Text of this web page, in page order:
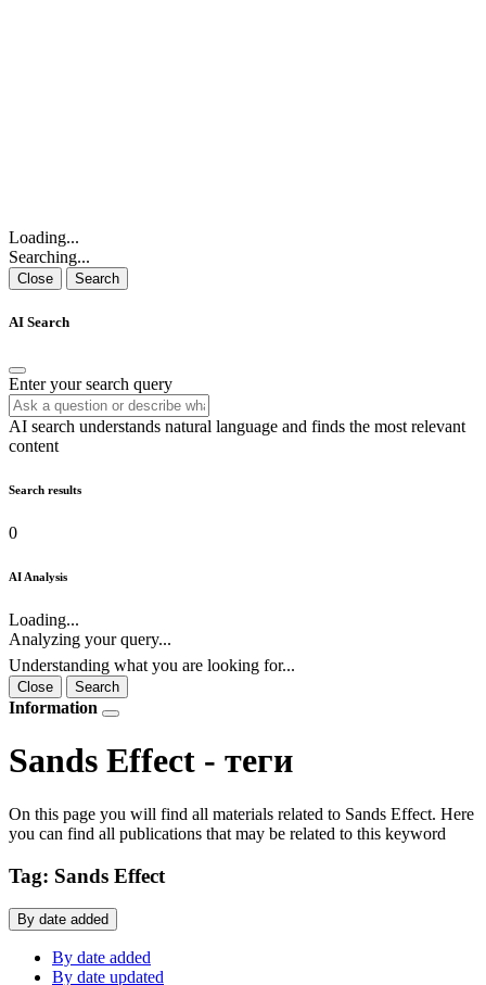
Loading...
Searching...
Close Search
AI Search
Enter your search query
AI search understands natural language and finds the most relevant
content
Search results
0
AI Analysis
Loading...
Analyzing your query...
Understanding what you are looking for...
Close Search
Information
Sands Effect - теги
On this page you will find all materials related to Sands Effect. Here
you can find all publications that may be related to this keyword
Tag: Sands Effect
By date added
By date added
By date updated